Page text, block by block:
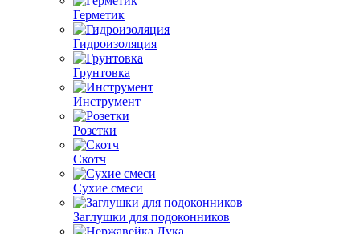
Герметик
Гидроизоляция
Грунтовка
Инструмент
Розетки
Скотч
Сухие смеси
Заглушки для подоконников